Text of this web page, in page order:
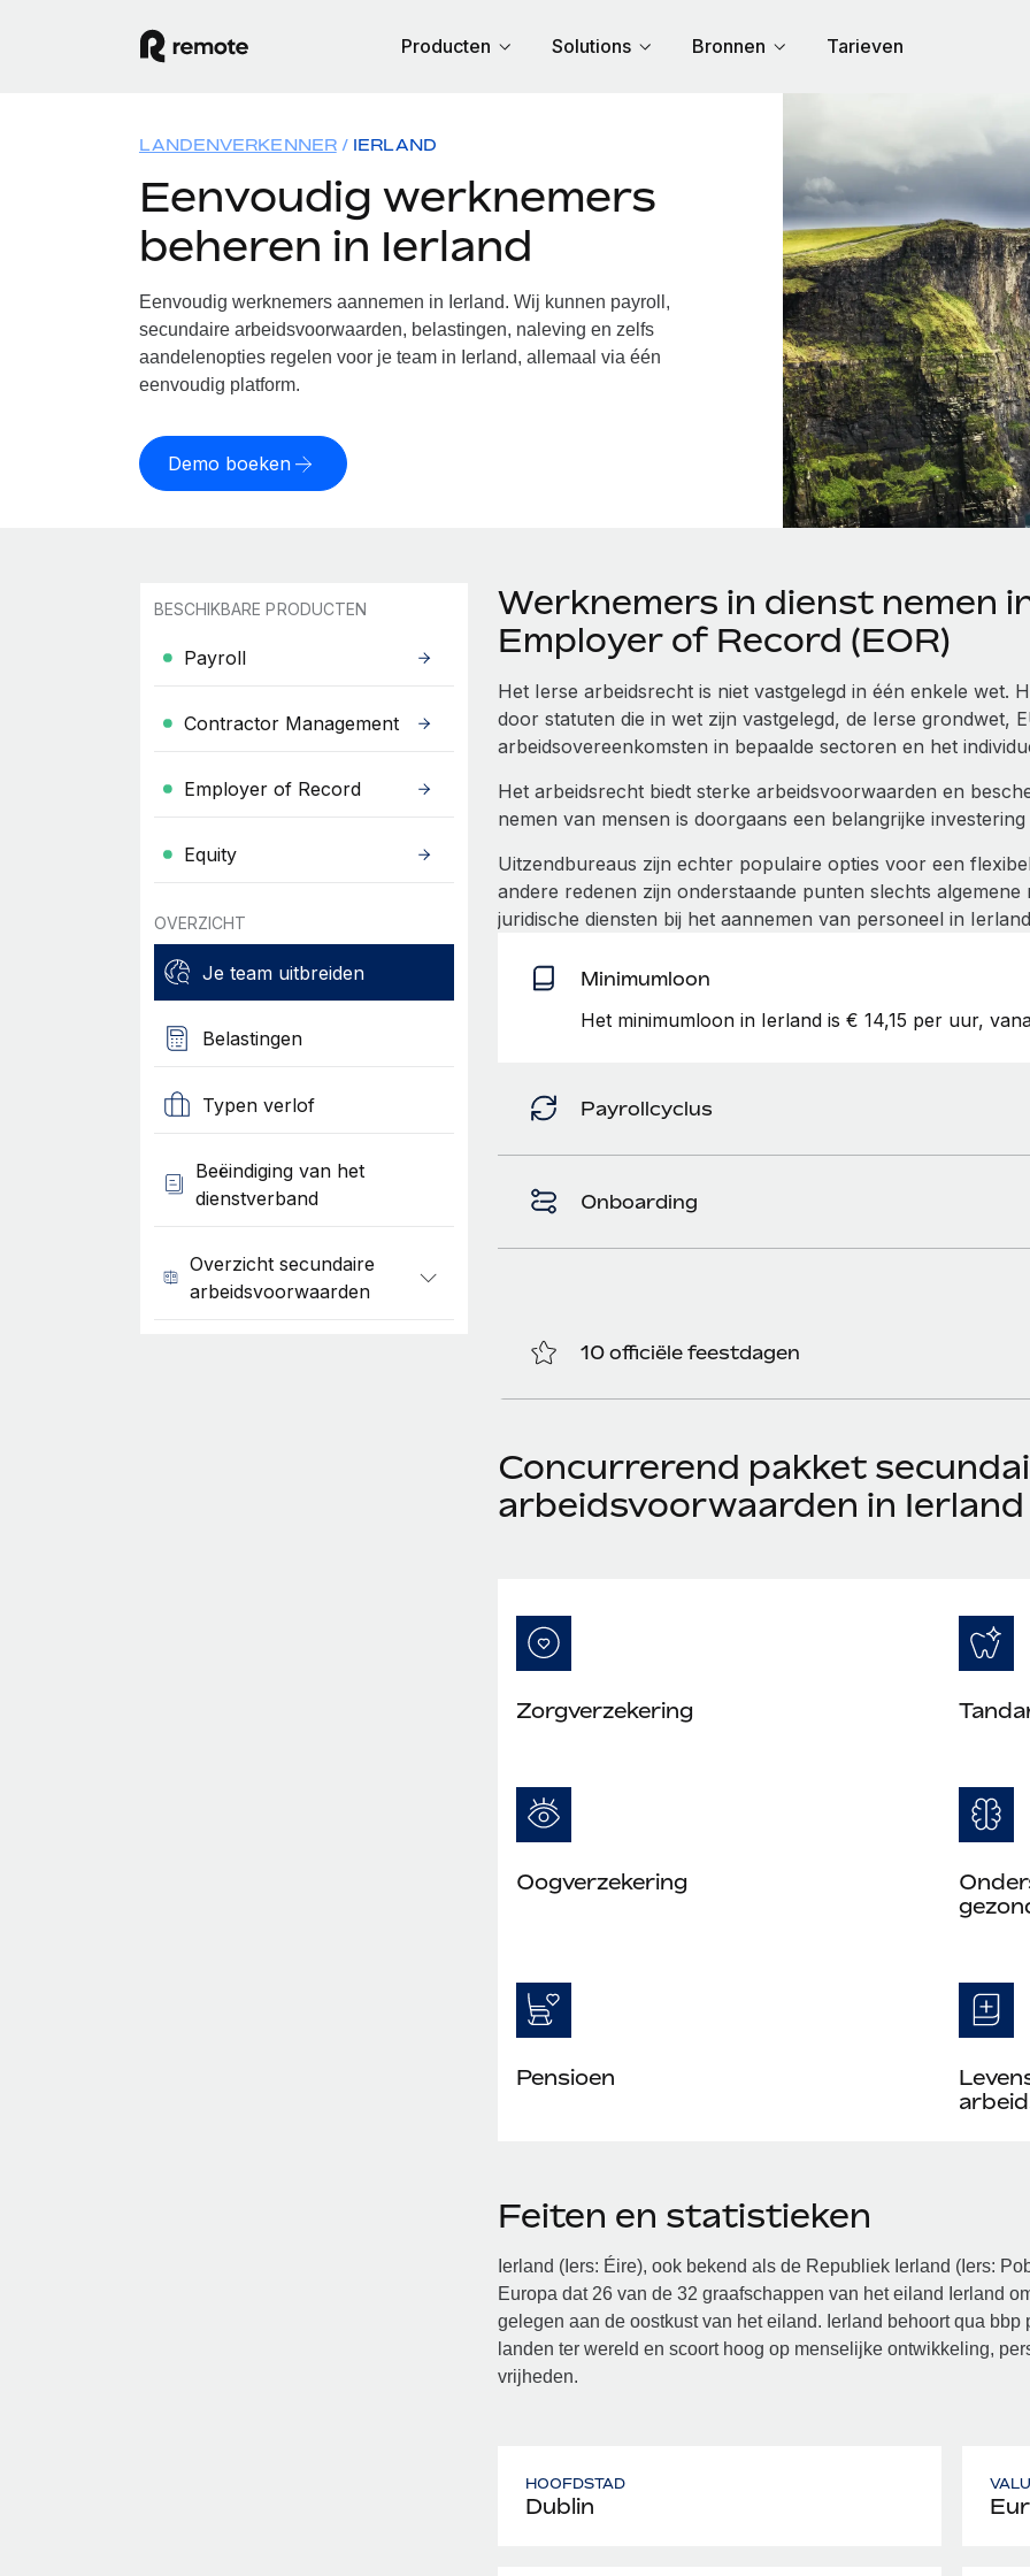
Producten Solutions Bronnen Tarieven
LANDENVERKENNER IERLAND
Eenvoudig werknemers
beheren in Ierland
Eenvoudig werknemers aannemen in Ierland. Wij kunnen payroll,
secundaire arbeidsvoorwaarden, belastingen, naleving en zelfs
aandelenopties regelen voor je team in Ierland, allemaal via één
eenvoudig platform.
Demo boeken
BESCHIKBARE PRODUCTEN
Payroll
Contractor Management
Employer of Record
Equity
OVERZICHT
Je team uitbreiden
Belastingen
Typen verlof
Beëindiging van het
dienstverband
Overzicht secundaire
arbeidsvoorwaarden
Werknemers in dienst nemen
Employer of Record (EOR)
Het Ierse arbeidsrecht is niet vastgelegd in één enkele wet.
door statuten die in wet zijn vastgelegd, de Ierse grondwet,
arbeidsovereenkomsten in bepaalde sectoren en het
Het arbeidsrecht biedt sterke arbeidsvoorwaarden en
nemen van mensen is doorgaans een belangrijke
Uitzendbureaus zijn echter populaire opties voor een
andere redenen zijn onderstaande punten slechts
juridische diensten bij het aannemen van personeel in
Minimumloon
Het minimumloon in Ierland is € 14,15 per uur,
Payrollcyclus
Onboarding
10 officiële feestdagen
Concurrerend pakket
arbeidsvoorwaarden in Ierland
Zorgverzekering
Oogverzekering
Pensioen
Feiten en statistieken
Ierland (Iers: Éire), ook bekend als de Republiek Ierland (Iers:
Europa dat 26 van de 32 graafschappen van het eiland Ierland
gelegen aan de oostkust van het eiland. Ierland behoort qua
landen ter wereld en scoort hoog op menselijke ontwikkeling,
vrijheden.
HOOFDSTAD
Dublin